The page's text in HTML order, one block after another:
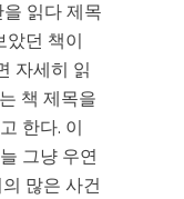
읽다 제목
았던 책이
자세히 읽
책 제목을
한다. 이
그냥 우연
많은 사건